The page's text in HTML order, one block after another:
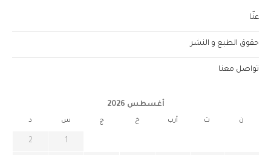
عنّا
حقوق الطبع و النشر
تواصل معنا
أغسطس 2026
ن ث أرب خ ج س د
1
2